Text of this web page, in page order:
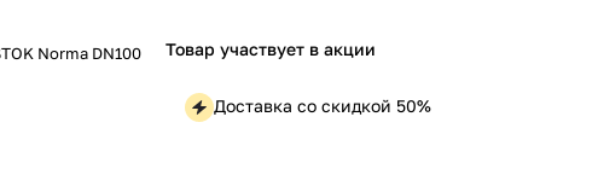
Norma DN100
Товар участвует в акции
Доставка со скидкой 50%